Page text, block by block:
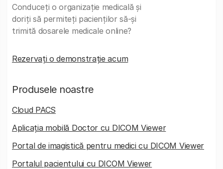
Conduceți o organizație medicală și
doriți să permiteți pacienților să-și
trimită dosarele medicale online?
Rezervați o demonstrație acum
Produsele noastre
Cloud PACS
Aplicația mobilă Doctor cu DICOM Viewer
Portal de imagistică pentru medici cu DICOM Viewer
Portalul pacientului cu DICOM Viewer